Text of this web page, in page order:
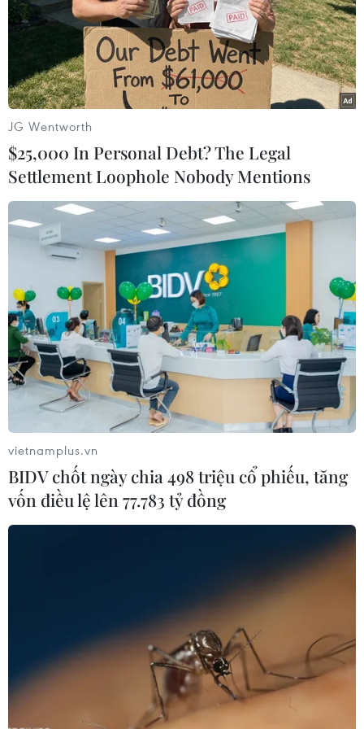
16 ứng cử viên đã nộp đơn đăng ký tham
gia bầu cử tổng thống Nga
20/12/2023 12:43
RIA Novosti dẫn lời Chủ tịch Ủy ban Bầu cử Trung ương
Nga cho biết chiến dịch bầu cử đã bước vào giai đoạn
nóng và số lượng đơn xin đăng ký làm ứng cử viên tổng
thống sẽ còn tiếp tục tăng.
Bầu cử Tổng thống Nga năm 2024: Tổng
thống Putin đồng ý tái tranh cử
JG Wentworth
$25,000 In Personal Debt? The Legal
Settlement Loophole Nobody Mentions
vietnamplus.vn
BIDV chốt ngày chia 498 triệu cổ phiếu, tăng
vốn điều lệ lên 77.783 tỷ đồng